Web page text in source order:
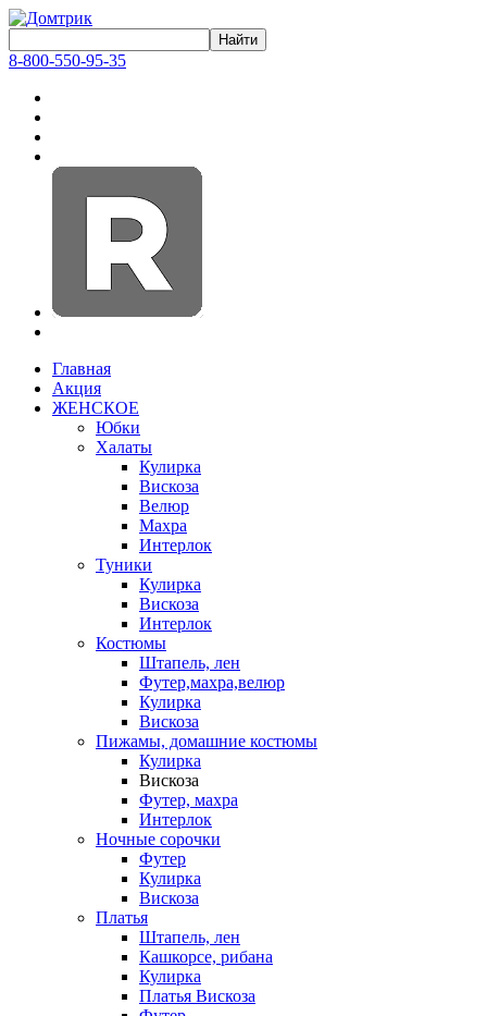
8-800-550-95-35
Главная
Акция
ЖЕНСКОЕ
Юбки
Халаты
Кулирка
Вискоза
Велюр
Махра
Интерлок
Туники
Кулирка
Вискоза
Интерлок
Костюмы
Штапель, лен
Футер,махра,велюр
Кулирка
Вискоза
Пижамы, домашние костюмы
Кулирка
Вискоза
Футер, махра
Интерлок
Ночные сорочки
Футер
Кулирка
Вискоза
Платья
Штапель, лен
Кашкорсе, рибана
Кулирка
Платья Вискоза